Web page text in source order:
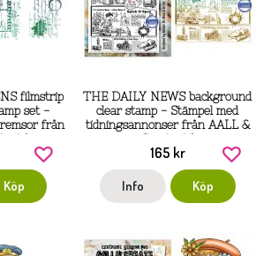
filmstrip
set -
från
Köp
THE DAILY NEWS background
clear stamp - Stämpel med
tidningsannonser från AALL &
165 kr
Info Köp